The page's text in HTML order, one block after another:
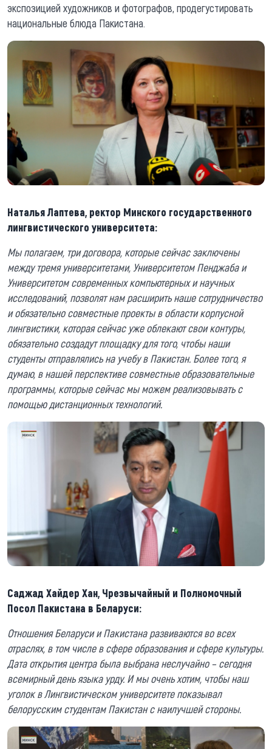
экспозицией художников и фотографов, продегустировать
национальные блюда Пакистана.
Наталья Лаптева, ректор Минского государственного
лингвистического университета:
Мы полагаем, три договора, которые сейчас заключены
между тремя университетами, Университетом Пенджаба и
Университетом современных компьютерных и научных
исследований, позволят нам расширить наше сотрудничество
и обязательно совместные проекты в области корпусной
лингвистики, которая сейчас уже облекают свои контуры,
обязательно создадут площадку для того, чтобы наши
студенты отправлялись на учебу в Пакистан. Более того, я
думаю, в нашей перспективе совместные образовательные
программы, которые сейчас мы можем реализовывать с
помощью дистанционных технологий.
Саджад Хайдер Хан, Чрезвычайный и Полномочный
Посол Пакистана в Беларуси:
Отношения Беларуси и Пакистана развиваются во всех
отраслях, в том числе в сфере образования и сфере культуры.
Дата открытия центра была выбрана неслучайно – сегодня
всемирный день языка урду. И мы очень хотим, чтобы наш
уголок в Лингвистическом университете показывал
белорусским студентам Пакистан с наилучшей стороны.